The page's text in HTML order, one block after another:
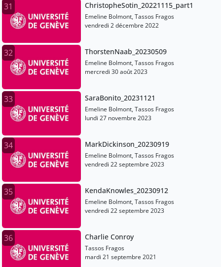
31 ChristopheSotin_20221115_part1
Emeline Bolmont, Tassos Fragos
vendredi 2 décembre 2022
32 ThorstenNaab_20230509
Emeline Bolmont, Tassos Fragos
mercredi 30 août 2023
33 SaraBonito_20231121
Emeline Bolmont, Tassos Fragos
lundi 27 novembre 2023
34 MarkDickinson_20230919
Emeline Bolmont, Tassos Fragos
vendredi 22 septembre 2023
35 KendaKnowles_20230912
Emeline Bolmont, Tassos Fragos
vendredi 22 septembre 2023
36 Charlie Conroy
Tassos Fragos
mardi 21 septembre 2021